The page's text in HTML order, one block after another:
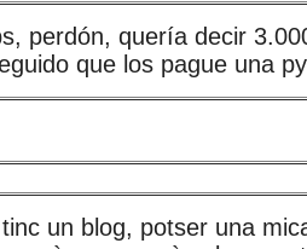
perdón, quería decir
que los pague una
un blog, potser una